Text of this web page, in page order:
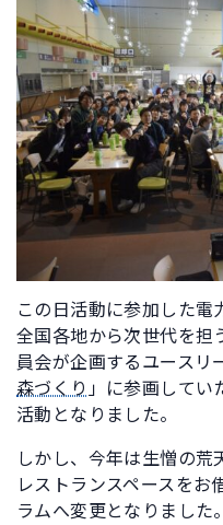
この日活動に参加した電
全国各地から次世代を担
員会が企画するユースリ
森づくり 」に参画してい
活動となりました。
しかし、今年は生憎の荒
レストランスペースをお
ラムへ変更となりました。